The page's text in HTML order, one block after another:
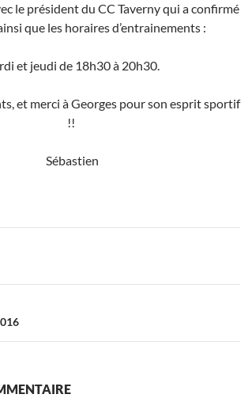
le président du CC Taverny qui a confirmé
que les horaires d’entrainements :
et jeudi de 18h30 à 20h30.
et merci à Georges pour son esprit sportif
!!
Sébastien